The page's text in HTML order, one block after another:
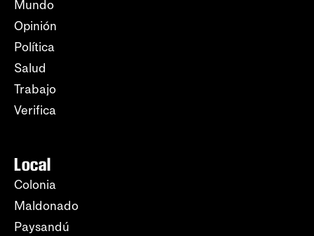
Mundo
Opinión
Política
Salud
Trabajo
Verifica
Local
Colonia
Maldonado
Paysandú